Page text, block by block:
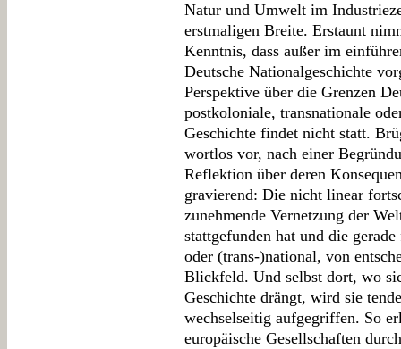
Natur und Umwelt im
erstmaligen Breite. Erstaunt
Kenntnis, dass außer im
Deutsche Nationalgeschichte
Perspektive über die Grenzen
postkoloniale, transnationale
Geschichte findet nicht statt.
wortlos vor, nach einer
Reflektion über deren
gravierend: Die nicht linear
zunehmende Vernetzung der
stattgefunden hat und die
oder (trans-)national, von
Blickfeld. Und selbst dort, wo
Geschichte drängt, wird sie
wechselseitig aufgegriffen. So
europäische Gesellschaften